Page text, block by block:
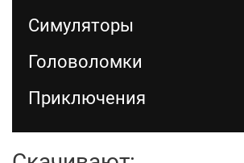
Симуляторы
Головоломки
Приключения